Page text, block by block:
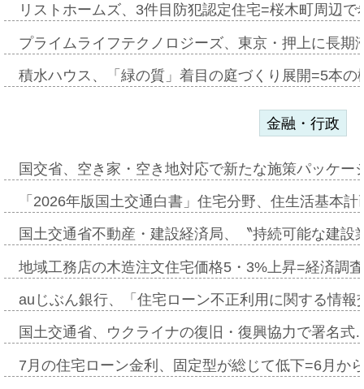
リストホームズ、3件目防犯認定住宅=桜木町周辺
プライムライフテクノロジーズ、東京・押上に長
積水ハウス、「緑の質」着目の庭づくり展開=5本
金融・行政
国交省、空き家・空き地対応で新たな施策パッケ
「2026年版国土交通白書」住宅分野、住生活基本
国土交通省不動産・建設経済局、〝持続可能な建
地域工務店の木造注文住宅価格5・3%上昇=経済調
auじぶん銀行、「住宅ローン不正利用に関する情
国土交通省、ウクライナの復旧・復興協力で署名
7月の住宅ローン金利、固定型が総じて低下=6月か